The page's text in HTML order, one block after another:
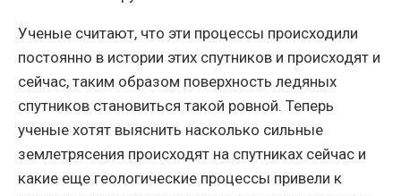
Ученые считают, что эти процессы происходили
постоянно в истории этих спутников и происходят и
сейчас, таким образом поверхность ледяных
спутников становиться такой ровной. Теперь
ученые хотят выяснить насколько сильные
землетрясения происходят на спутниках сейчас и
какие еще геологические процессы привели к